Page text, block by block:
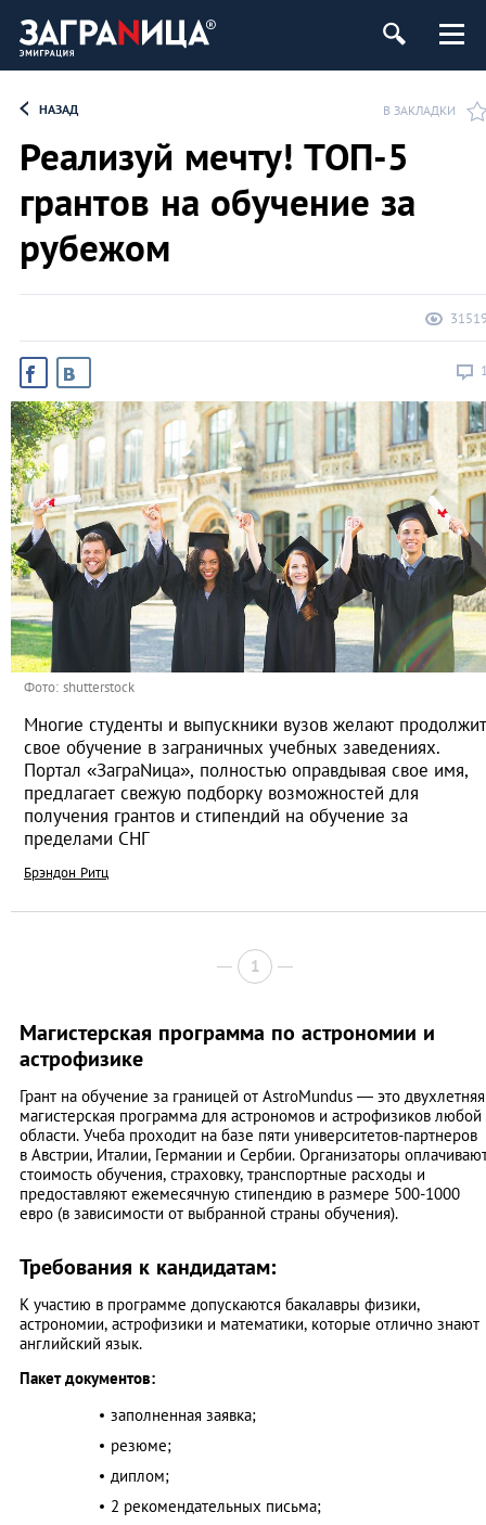
НАЗАД В ЗАКЛАДКИ
Реализуй мечту! ТОП-5
грантов на обучение за
рубежом
Фото: shutterstock
Многие студенты и выпускники вузов желают
свое обучение в заграничных учебных заведениях.
Портал «ЗаграNица», полностью оправдывая свое имя,
предлагает свежую подборку возможностей для
получения грантов и стипендий на обучение за
пределами СНГ
Брэндон Ритц
1
Магистерская программа по астрономии и
астрофизике
Грант на обучение за границей от AstroMundus — это двухлетняя
магистерская программа для астрономов и астрофизиков любой
области. Учеба проходит на базе пяти университетов-партнеров
в Австрии, Италии, Германии и Сербии. Организаторы
стоимость обучения, страховку, транспортные расходы и
предоставляют ежемесячную стипендию в размере 500-1000
евро (в зависимости от выбранной страны обучения).
Требования к кандидатам:
К участию в программе допускаются бакалавры физики,
астрономии, астрофизики и математики, которые отлично знают
английский язык.
Пакет документов:
заполненная заявка;
резюме;
диплом;
2 рекомендательных письма;